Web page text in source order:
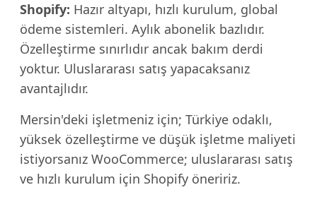
Shopify: Hazır altyapı, hızlı kurulum, global
ödeme sistemleri. Aylık abonelik bazlıdır.
Özelleştirme sınırlıdır ancak bakım derdi
yoktur. Uluslararası satış yapacaksanız
avantajlıdır.
Mersin'deki işletmeniz için; Türkiye odaklı,
yüksek özelleştirme ve düşük işletme maliyeti
istiyorsanız WooCommerce; uluslararası satış
ve hızlı kurulum için Shopify öneririz.